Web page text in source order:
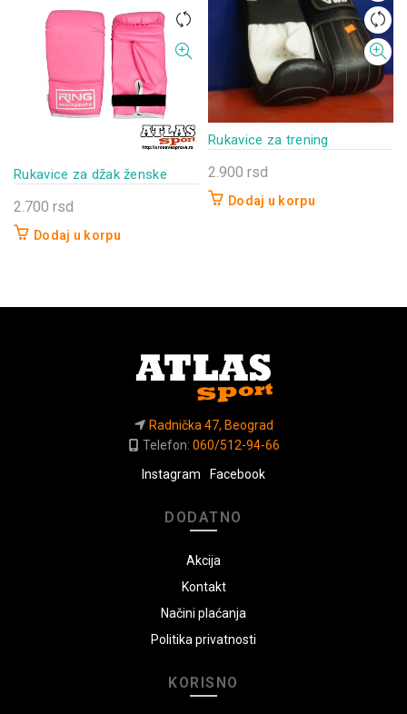
Rukavice za džak ženske
2.700 rsd
Dodaj u korpu
Rukavice za trening
2.900 rsd
Dodaj u korpu
Radnička 47, Beograd
Telefon: 060/512-94-66
Instagram
Facebook
DODATNO
Akcija
Kontakt
Načini plaćanja
Politika privatnosti
KORISNO